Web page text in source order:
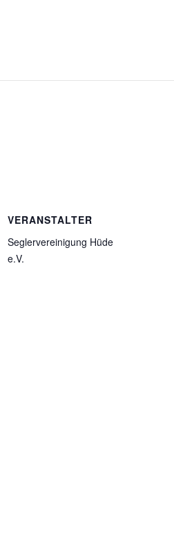
VERANSTALTER
Seglervereinigung Hüde
e.V.